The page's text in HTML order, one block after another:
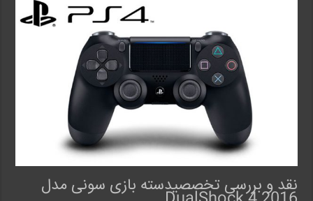
نقد و بررسی تخصصیدسته بازی سونی مدل